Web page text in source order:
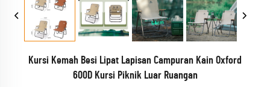
Kursi Kemah Besi Lipat Lapisan Campuran Kain Oxford
600D Kursi Piknik Luar Ruangan